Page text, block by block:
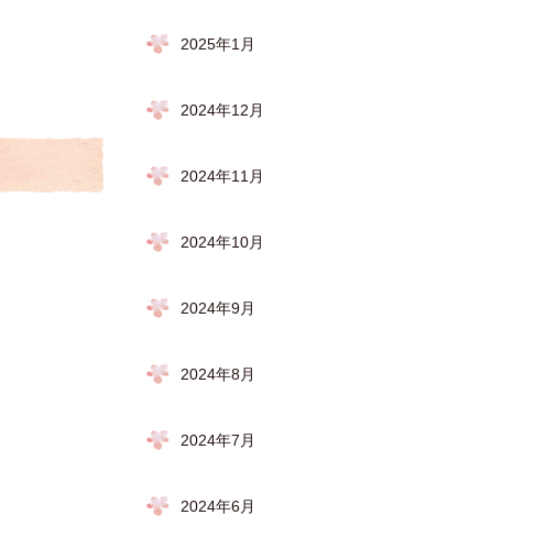
2025年1月
2024年12月
2024年11月
2024年10月
2024年9月
2024年8月
2024年7月
2024年6月